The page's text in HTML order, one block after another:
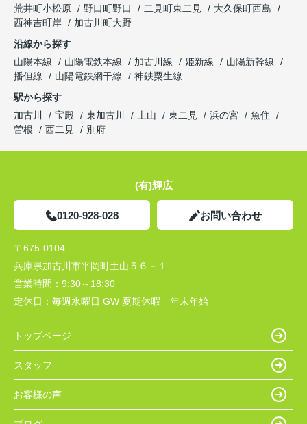
荒井町小松原
野口町野口 二見町東二見
大久保町西島
西神吉町岸
加古川町大野
沿線から探す
山陽本線
山陽電鉄本線 加古川線 姫新線
山陽新幹線
播但線
山陽電鉄網干線
神鉄粟生線
駅から探す
加古川
宝殿 東加古川 土山 東二見 浜の宮
魚住
曽根
西二見 別府
(有)輝広
0120-928-028 お問い合わせ
〒675-0104
兵庫県加古川市平岡町土山５６－１
営業時間： 9:30～18:30
定休日： 毎週水曜日 GW 夏期休暇 年末年始
トップページ
スタッフ
お客様の声